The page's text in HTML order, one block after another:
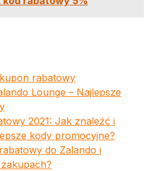
rabatowy
Lounge – Najlepsze
2021: Jak znaleźć i
kody promocyjne?
do Zalando i